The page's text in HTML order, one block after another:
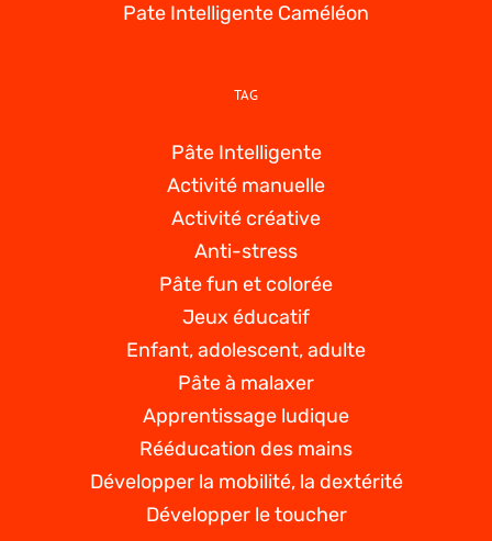
Pate Intelligente Caméléon
TAG
Pâte Intelligente
Activité manuelle
Activité créative
Anti-stress
Pâte fun et colorée
Jeux éducatif
Enfant, adolescent, adulte
Pâte à malaxer
Apprentissage ludique
Rééducation des mains
Développer la mobilité, la dextérité
Développer le toucher